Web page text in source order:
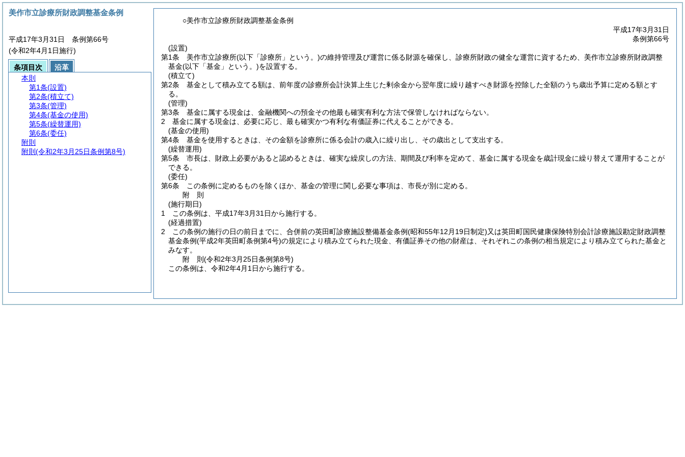
○美作市立診療所財政調整基金条例
平成17年3月31日
条例第66号
(設置)
第1条
美作市立診療所(以下「診療所」という。)の維持管理及び運営に係る財源を確保し、診療所財政の健全な運営に資するため、美作市立診療所財政調整
基金(以下「基金」という。)を設置する。
(積立て)
第2条
基金として積み立てる額は、前年度の診療所会計決算上生じた剰余金から翌年度に繰り越すべき財源を控除した全額のうち歳出予算に定める額とす
る。
(管理)
第3条
基金に属する現金は、金融機関への預金その他最も確実有利な方法で保管しなければならない。
2
基金に属する現金は、必要に応じ、最も確実かつ有利な有価証券に代えることができる。
(基金の使用)
第4条
基金を使用するときは、その金額を診療所に係る会計の歳入に繰り出し、その歳出として支出する。
(繰替運用)
第5条
市長は、財政上必要があると認めるときは、確実な繰戻しの方法、期間及び利率を定めて、基金に属する現金を歳計現金に繰り替えて運用することが
できる。
(委任)
第6条
この条例に定めるものを除くほか、基金の管理に関し必要な事項は、市長が別に定める。
附 則
(施行期日)
1
この条例は、平成17年3月31日から施行する。
(経過措置)
2
この条例の施行の日の前日までに、合併前の英田町診療施設整備基金条例(昭和55年12月19日制定)又は英田町国民健康保険特別会計診療施設勘定財政調整
基金条例(平成2年英田町条例第4号)の規定により積み立てられた現金、有価証券その他の財産は、それぞれこの条例の相当規定により積み立てられた基金と
みなす。
附 則(令和2年3月25日条例第8号)
この条例は、令和2年4月1日から施行する。
美作市立診療所財政調整基金条例
平成17年3月31日 条例第66号
(令和2年4月1日施行)
条項目次
沿革
本則
第1条(設置)
第2条(積立て)
第3条(管理)
第4条(基金の使用)
第5条(繰替運用)
第6条(委任)
附則
附則 (令和2年3月25日条例第8号)